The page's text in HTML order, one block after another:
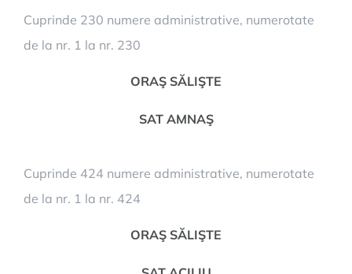
Cuprinde 230 numere administrative, numerotate
de la nr. 1 la nr. 230
ORAŞ SĂLIŞTE
SAT AMNAŞ
Cuprinde 424 numere administrative, numerotate
de la nr. 1 la nr. 424
ORAŞ SĂLIŞTE